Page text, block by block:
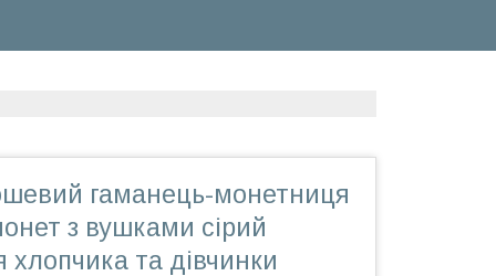
гаманець-монетниця
з вушками сірий
та дівчинки